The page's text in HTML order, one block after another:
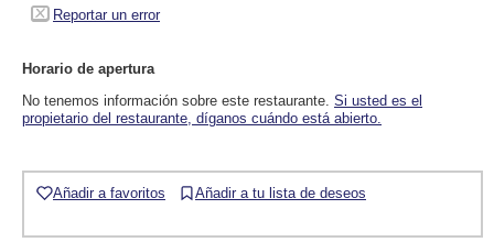
Reportar un error
Horario de apertura
No tenemos información sobre este restaurante. Si usted es el
propietario del restaurante, díganos cuándo está abierto.
Añadir a favoritos Añadir a tu lista de deseos